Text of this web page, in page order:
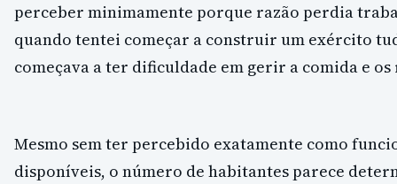
perceber minimamente porque razão perdia
quando tentei começar a construir um exército
começava a ter dificuldade em gerir a comida e os
Mesmo sem ter percebido exatamente como
disponíveis, o número de habitantes parece